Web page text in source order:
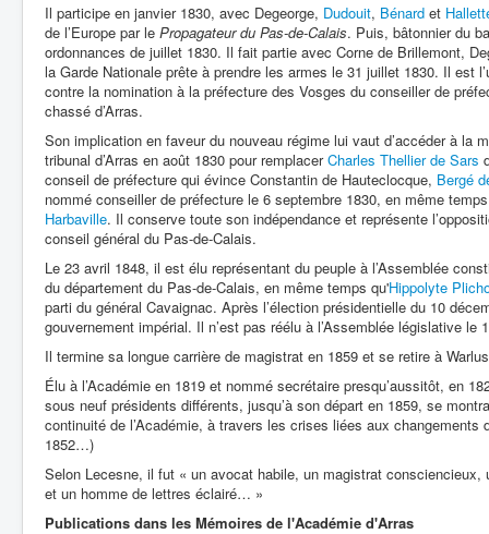
Il participe en janvier 1830, avec Degeorge, Dudouit, Bénard et
de l’Europe par le Propagateur du Pas-de-Calais. Puis, bâtonnier du
ordonnances de juillet 1830. Il fait partie avec Corne de Brillemont,
la Garde Nationale prête à prendre les armes le 31 juillet 1830. Il est
contre la nomination à la préfecture des Vosges du conseiller de
chassé d’Arras.
Son implication en faveur du nouveau régime lui vaut d’accéder à la
tribunal d’Arras en août 1830 pour remplacerCharles Thellier de Sars
conseil de préfecture qui évince Constantin de Hauteclocque, Bergé
nommé conseiller de préfecture le 6 septembre 1830, en même
Harbaville. Il conserve toute son indépendance et représente
conseil général du Pas-de-Calais.
Le 23 avril 1848, il est élu représentant du peuple à l’Assemblée
du département du Pas-de-Calais, en même temps qu'Hippolyte
parti du général Cavaignac. Après l’élection présidentielle du 10
gouvernement impérial. Il n’est pas réélu à l’Assemblée législative le
Il termine sa longue carrière de magistrat en 1859 et se retire à
Élu à l’Académie en 1819 et nommé secrétaire presqu’aussitôt, en
sous neuf présidents différents, jusqu’à son départ en 1859, se
continuité de l’Académie, à travers les crises liées aux
1852…)
Selon Lecesne, il fut « un avocat habile, un magistrat
et un homme de lettres éclairé… »
Publications dans les Mémoires de l'Académie d'Arras